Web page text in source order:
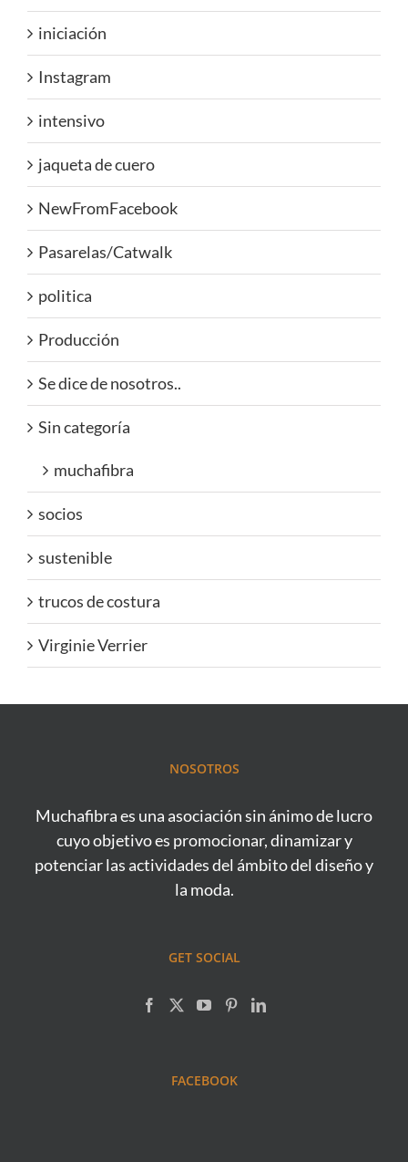
iniciación
Instagram
intensivo
jaqueta de cuero
NewFromFacebook
Pasarelas/Catwalk
politica
Producción
Se dice de nosotros..
Sin categoría
muchafibra
socios
sustenible
trucos de costura
Virginie Verrier
NOSOTROS
Muchafibra es una asociación sin ánimo de lucro
cuyo objetivo es promocionar, dinamizar y
potenciar las actividades del ámbito del diseño y
la moda.
GET SOCIAL
FACEBOOK